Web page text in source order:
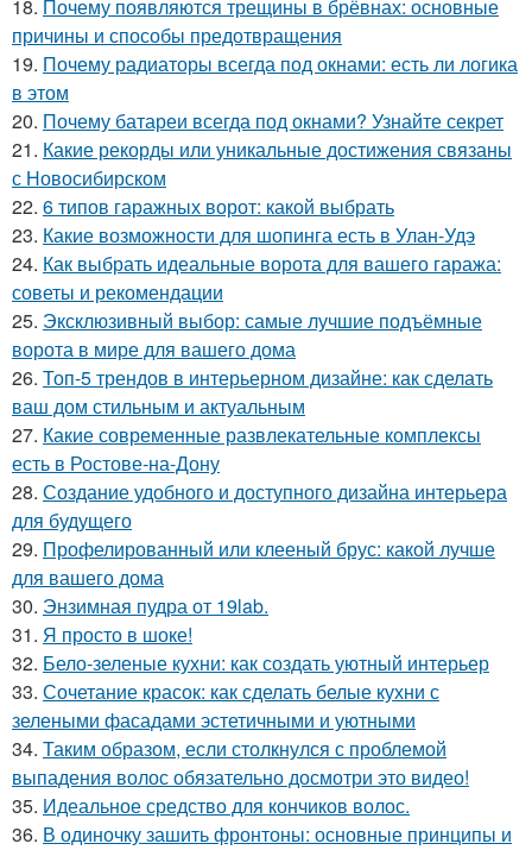
18. Почему появляются трещины в брёвнах: основные
причины и способы предотвращения
19. Почему радиаторы всегда под окнами: есть ли логика
в этом
20. Почему батареи всегда под окнами? Узнайте секрет
21. Какие рекорды или уникальные достижения связаны
с Новосибирском
22. 6 типов гаражных ворот: какой выбрать
23. Какие возможности для шопинга есть в Улан-Удэ
24. Как выбрать идеальные ворота для вашего гаража:
советы и рекомендации
25. Эксклюзивный выбор: самые лучшие подъёмные
ворота в мире для вашего дома
26. Топ-5 трендов в интерьерном дизайне: как сделать
ваш дом стильным и актуальным
27. Какие современные развлекательные комплексы
есть в Ростове-на-Дону
28. Создание удобного и доступного дизайна интерьера
для будущего
29. Профелированный или клееный брус: какой лучше
для вашего дома
30. Энзимная пудра от 19lab.
31. Я просто в шоке!
32. Бело-зеленые кухни: как создать уютный интерьер
33. Сочетание красок: как сделать белые кухни с
зелеными фасадами эстетичными и уютными
34. Таким образом, если столкнулся с проблемой
выпадения волос обязательно досмотри это видео!
35. Идеальное средство для кончиков волос.
36. В одиночку зашить фронтоны: основные принципы и